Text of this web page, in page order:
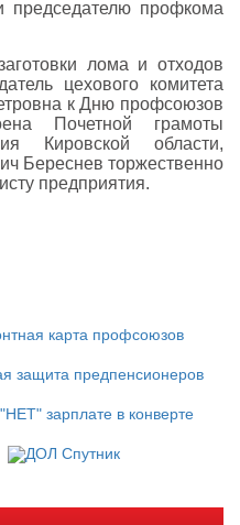
председателю профкома
лома и отходов
цехового комитета
к Дню профсоюзов
Почетной грамоты
Кировской области,
Береснев торжественно
предприятия.